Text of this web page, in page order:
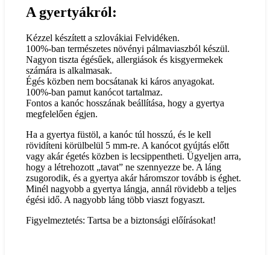
A gyertyákról:
Kézzel készített a szlovákiai Felvidéken.
100%-ban természetes növényi pálmaviaszból készül.
Nagyon tiszta égésűek, allergiások és kisgyermekek
számára is alkalmasak.
Égés közben nem bocsátanak ki káros anyagokat.
100%-ban pamut kanócot tartalmaz.
Fontos a kanóc hosszának beállítása, hogy a gyertya
megfelelően égjen.
Ha a gyertya füstöl, a kanóc túl hosszú, és le kell
rövidíteni körülbelül 5 mm-re. A kanócot gyújtás előtt
vagy akár égetés közben is lecsippentheti. Ügyeljen arra,
hogy a létrehozott „tavat” ne szennyezze be. A láng
zsugorodik, és a gyertya akár háromszor tovább is éghet.
Minél nagyobb a gyertya lángja, annál rövidebb a teljes
égési idő. A nagyobb láng több viaszt fogyaszt.
Figyelmeztetés: Tartsa be a biztonsági előírásokat!